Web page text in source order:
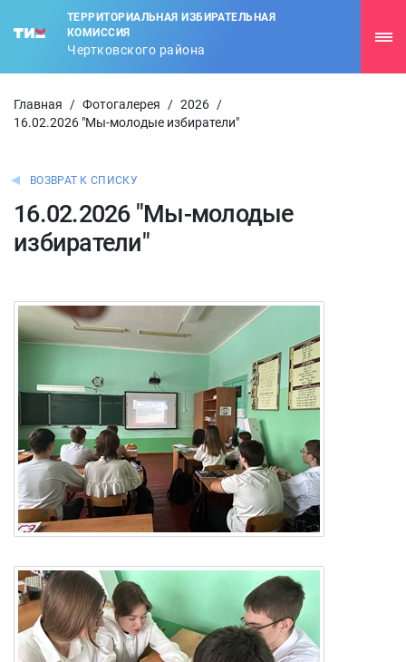
ТЕРРИТОРИАЛЬНАЯ ИЗБИРАТЕЛЬНАЯ
КОМИССИЯ
Чертковского района
Главная / Фотогалерея / 2026 /
16.02.2026 "Мы-молодые избиратели"
ВОЗВРАТ К СПИСКУ
16.02.2026 "Мы-молодые
избиратели"